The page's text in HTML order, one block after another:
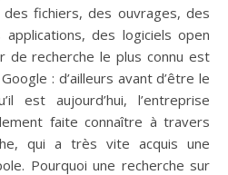
fichiers, des ouvrages, des
des logiciels open
de recherche le plus connu est
: d’ailleurs avant d’être le
est aujourd’hui, l’entreprise
faite connaître à travers
qui a très vite acquis une
Pourquoi une recherche sur